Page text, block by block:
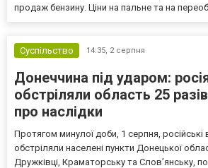
продаж бензину. Ціни на пальне та на
Суспільство 14:35, 2 серпня
Донеччина під ударом:
обстріляли область 25
про наслідки
Протягом минулої доби, 1 серпня, російські
обстріляли населені пункти Донецької
Дружківці, Краматорську та Слов’янську,